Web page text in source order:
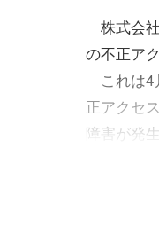
株式会
の不正ア
これは4
正アクセ
障害が発